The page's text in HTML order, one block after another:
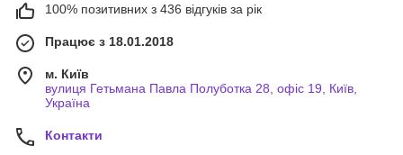
100% позитивних з 436 відгуків за рік
Працює з 18.01.2018
м. Київ
вулиця Гетьмана Павла Полуботка 28, офіс 19, Київ,
Україна
Контакти